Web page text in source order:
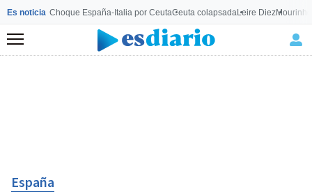
Es noticia Choque España-Italia por CeutaCeuta colapsadaLeire Diez
Menú
España